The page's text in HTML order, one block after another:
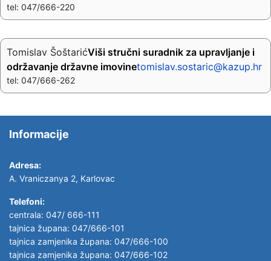
tel: 047/666-220
Tomislav ŠoštarićViši stručni suradnik za upravljanje i
održavanje državne imovinetomislav.sostaric@kazup.hr
tel: 047/666-262
Informacije
Adresa:
A. Vraniczanya 2, Karlovac
Telefoni:
centrala: 047/ 666-111
tajnica župana: 047/666-101
tajnica zamjenika župana: 047/666-100
tajnica zamjenika župana: 047/666-102